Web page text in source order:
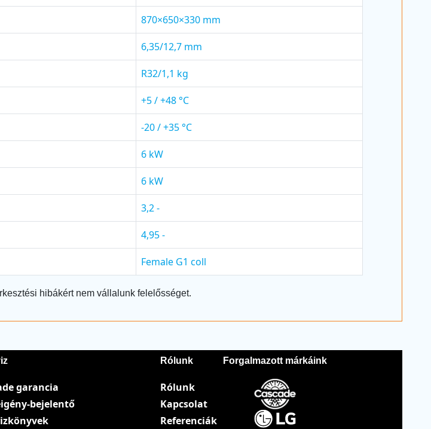
870×650×330 mm
6,35/12,7 mm
R32/1,1 kg
+5 / +48 °C
-20 / +35 °C
6 kW
6 kW
3,2 -
4,95 -
Female G1 coll
hibákért nem vállalunk felelősséget.
garancia
bejelentő
Rólunk
Rólunk
Kapcsolat
Referenciák
Forgalmazott márkáink